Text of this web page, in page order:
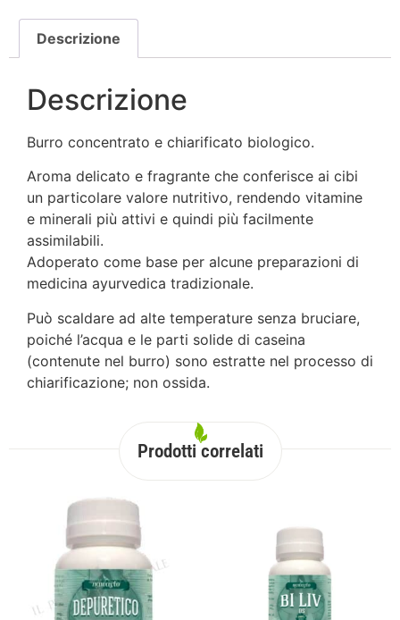
Descrizione
Descrizione
Burro concentrato e chiarificato biologico.
Aroma delicato e fragrante che conferisce ai cibi
un particolare valore nutritivo, rendendo vitamine
e minerali più attivi e quindi più facilmente
assimilabili.
Adoperato come base per alcune preparazioni di
medicina ayurvedica tradizionale.
Può scaldare ad alte temperature senza bruciare,
poiché l’acqua e le parti solide di caseina
(contenute nel burro) sono estratte nel processo di
chiarificazione; non ossida.
Prodotti correlati